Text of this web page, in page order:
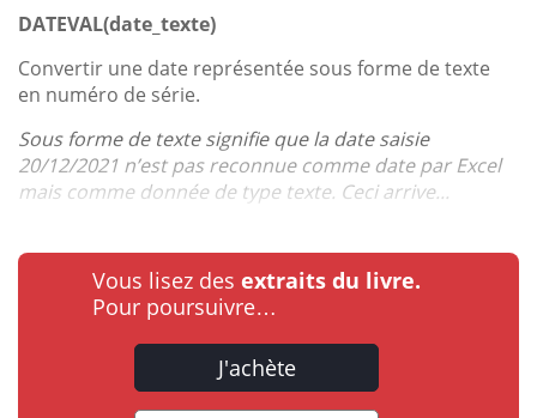
DATEVAL(date_texte)
Convertir une date représentée sous forme de texte
en numéro de série.
Sous forme de texte signifie que la date saisie
20/12/2021 n’est pas reconnue comme date par Excel
mais comme donnée de type texte. Ceci arrive...
Vous lisez des extraits du livre.
Pour poursuivre…
J'achète